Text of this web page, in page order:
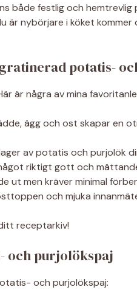
både festlig och hemtrevlig
är nybörjare i köket
potatis-
är några av mina
ägg och ost skapar en
av potatis och purjolök
riktigt gott och
ut men kräver minimal
och mjuka
receptarkiv!
och purjolökspaj
och purjolökspaj: